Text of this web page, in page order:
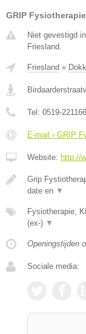
GRIP
Niet gevestigd
Friesland.
Friesland »
Tel: 0519-221166
E-mail › GRIP
Website: http://
Grip
date en ▼
Fysiotherapie,
(ex-) ▼
Openingstijden
Sociale media: